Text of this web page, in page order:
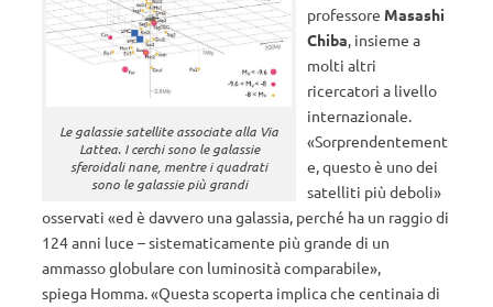
Le galassie satellite associate alla Via
Lattea. I cerchi sono le galassie
sferoidali nane, mentre i quadrati
sono le galassie più grandi
professore Masashi
Chiba, insieme a
molti altri
ricercatori a livello
internazionale.
«Sorprendentement
e, questo è uno dei
satelliti più deboli»
osservati «ed è davvero una galassia, perché ha un raggio di
124 anni luce – sistematicamente più grande di un
ammasso globulare con luminosità comparabile»,
spiega Homma. «Questa scoperta implica che centinaia di